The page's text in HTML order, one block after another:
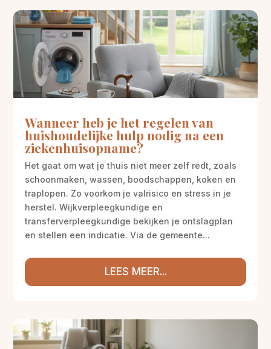
Wanneer heb je het regelen van
huishoudelijke hulp nodig na een
ziekenhuisopname?
Het gaat om wat je thuis niet meer zelf redt, zoals
schoonmaken, wassen, boodschappen, koken en
traplopen. Zo voorkom je valrisico en stress in je
herstel. Wijkverpleegkundige en
transferverpleegkundige bekijken je ontslagplan
en stellen een indicatie. Via de gemeente...
LEES MEER...